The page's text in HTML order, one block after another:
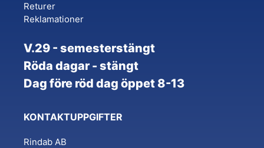
Returer
Reklamationer
V.29 - semesterstängt
Röda dagar - stängt
Dag före röd dag öppet 8-13
KONTAKTUPPGIFTER
Rindab AB